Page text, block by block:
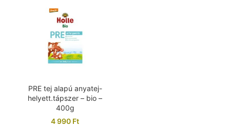
PRE tej alapú anyatej-
helyett.tápszer – bio –
400g
4 990 Ft